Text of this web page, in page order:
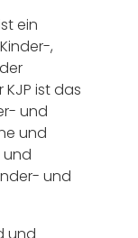
ein
,
ist das
und
und
und
und
und